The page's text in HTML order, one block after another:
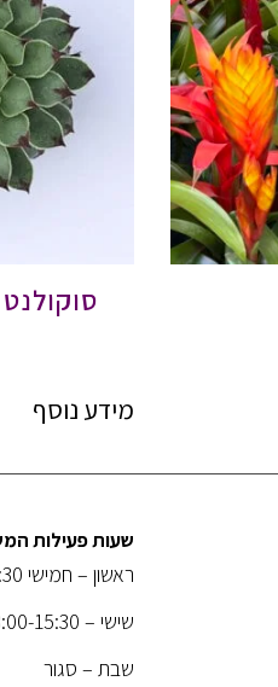
מידע נוסף
שעות פעילות
ראשון – חמישי 08:00-18:30
שישי – 08:00-15:30
שבת – סגור